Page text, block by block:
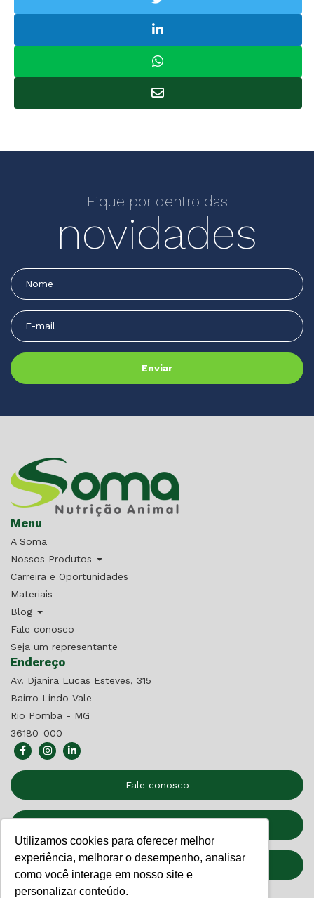
Utilizamos cookies para oferecer melhor
experiência, melhorar o desempenho, analisar
como você interage em nosso site e
personalizar conteúdo.
Fique por dentro das
novidades
Menu
A Soma
Nossos Produtos
Carreira e Oportunidades
Materiais
Blog
Fale conosco
Seja um representante
Endereço
Av. Djanira Lucas Esteves, 315
Bairro Lindo Vale
Rio Pomba - MG
36180-000
Fale conosco
Relatório de Transparência